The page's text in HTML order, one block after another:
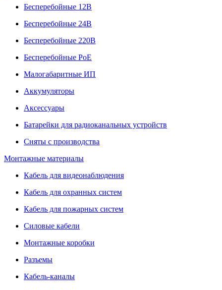
Бесперебойные 12В
Бесперебойные 24В
Бесперебойные 220В
Бесперебойные PoE
Малогабаритные ИП
Аккумуляторы
Аксессуары
Батарейки для радиоканальных устройств
Сняты с производства
Монтажные материалы
Кабель для видеонаблюдения
Кабель для охранных систем
Кабель для пожарных систем
Силовые кабели
Монтажные коробки
Разъемы
Кабель-каналы